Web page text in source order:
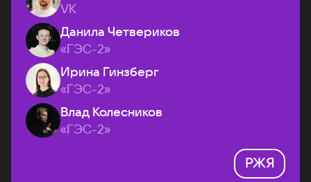
VK
Данила Четвериков
«ГЭС-2»
Ирина Гинзберг
«ГЭС-2»
Влад Колесников
«ГЭС-2»
РЖЯ